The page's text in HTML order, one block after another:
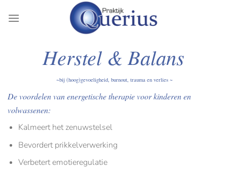
naar
Herstel & Balans
~bij (hoog)gevoeligheid, burnout, trauma en verlies ~
De voordelen van energetische therapie voor kinderen en
volwassenen:
Kalmeert het zenuwstelsel
Bevordert prikkelverwerking
Verbetert emotieregulatie